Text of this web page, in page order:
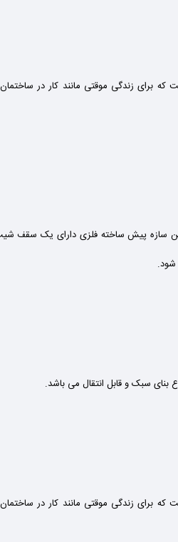
برای زندگی موقتی مانند کار در ساختمان
سازه پیش ساخته فلزی دارای یک سقف
سبک و قابل انتقال می باشد.
برای زندگی موقتی مانند کار در ساختمان